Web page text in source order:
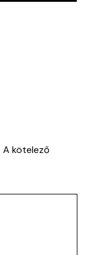
A kötelező